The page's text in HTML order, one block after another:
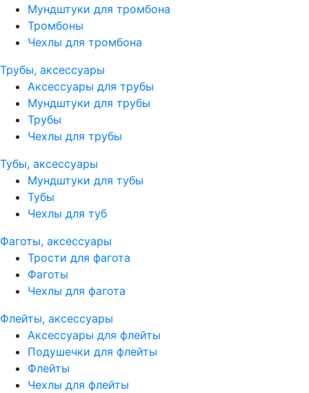
Мундштуки для тромбона
Тромбоны
Чехлы для тромбона
Трубы, аксессуары
Аксессуары для трубы
Мундштуки для трубы
Трубы
Чехлы для трубы
Тубы, аксессуары
Мундштуки для тубы
Тубы
Чехлы для туб
Фаготы, аксессуары
Трости для фагота
Фаготы
Чехлы для фагота
Флейты, аксессуары
Аксессуары для флейты
Подушечки для флейты
Флейты
Чехлы для флейты